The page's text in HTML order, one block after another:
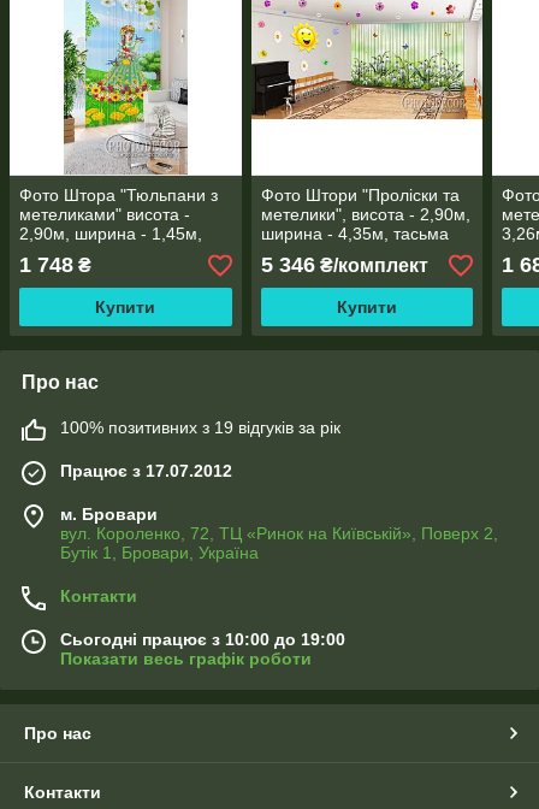
Фото Штора "Тюльпани з
метеликами" висота -
2,90м, ширина - 1,45м,
1 748 ₴
Купити
Фото Штори "Проліски та
метелики", висота - 2,90м,
ширина - 4,35м, тасьма
5 346₴/комплект
Купити
1
Про нас
100% позитивних з 19 відгуків за рік
Працює з 17.07.2012
м. Бровари
вул. Короленко, 72, ТЦ «Ринок на Київській», Поверх 2,
Бутік 1, Бровари, Україна
Контакти
Сьогодні працює з 10:00 до 19:00
Показати весь графік роботи
Про нас
Контакти